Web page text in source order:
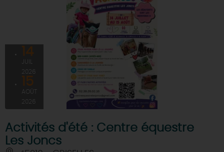
14
2026
15
AOÛT
2026
Activités d'été : Centre équestre
Les Joncs